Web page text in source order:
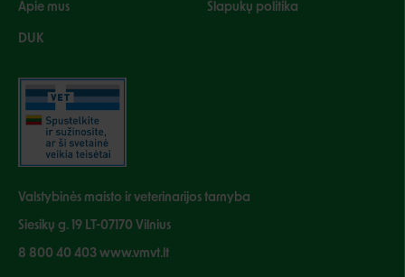
Apie mus Slapukų politika
DUK
Valstybinės maisto ir veterinarijos tarnyba
Siesikų g. 19 LT-07170 Vilnius
8 800 40 403 www.vmvt.lt